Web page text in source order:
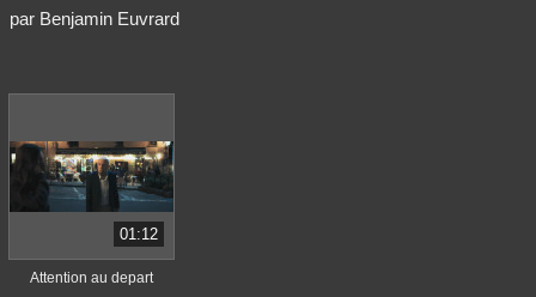
par Benjamin Euvrard
01:12
Attention au depart